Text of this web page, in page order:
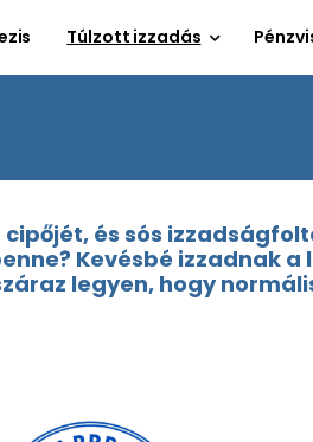
Túlzott izzadás
és sós
Kevésbé izzadnak a
legyen, hogy